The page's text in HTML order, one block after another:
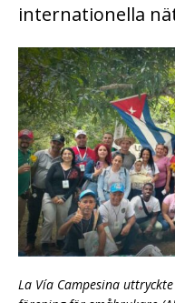
internationella
La Vía Campesina